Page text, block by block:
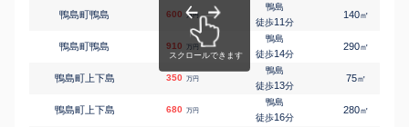
鴨島町鴨島 600 万円
鴨島
徒歩11分
140㎡
鴨島町鴨島 910 万円
鴨島
徒歩14分
290㎡
鴨島町上下島 350 万円
鴨島
徒歩13分
75㎡
鴨島町上下島 680 万円
鴨島
徒歩16分
280㎡